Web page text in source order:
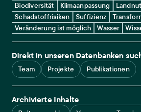
Biodiversität Klimaanpassung
Schadstoffrisiken
Suffizienz
Veränderung ist möglich
Wasser
Direkt in unseren Datenbanken
Team Projekte Publikationen
Archivierte Inhalte